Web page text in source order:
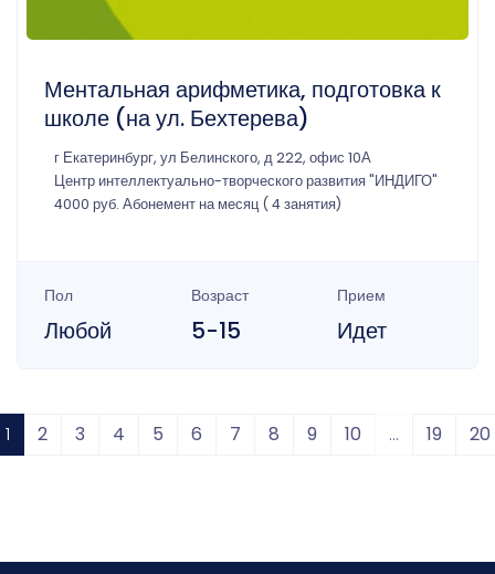
Ментальная арифметика, подготовка к
школе (на ул. Бехтерева)
г Екатеринбург, ул Белинского, д 222, офис 10А
Центр интеллектуально-творческого развития "ИНДИГО"
4000 руб. Абонемент на месяц ( 4 занятия)
Пол
Любой
Возраст
5-15
Прием
Идет
1 2 3 4 5 6 7 8 9 10 ... 19 20